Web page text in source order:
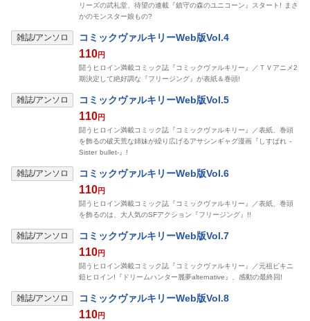
リーズの武礼堂、待望の連載『鎮守の森のユニコーン』スタート! まさ
かのモンスター娘もの?
表示制限中
雑誌/アンソロ コミックヴァルキリーWeb版Vol.4
110円
闘うヒロイン満載コミック誌『コミックヴァルキリー』／ＴＶアニメ2
期決定して絶好調な『フリージング』が表紙＆巻頭!
表示制限中
雑誌/アンソロ コミックヴァルキリーWeb版Vol.5
110円
闘うヒロイン満載コミック誌『コミックヴァルキリー』／表紙、巻頭
を飾るの破天荒な姉妹が繰り広げるアサシンギャグ漫画『しすばれ -
Sister bullet-』!
表示制限中
雑誌/アンソロ コミックヴァルキリーWeb版Vol.6
110円
闘うヒロイン満載コミック誌『コミックヴァルキリー』／表紙、巻頭
を飾るのは、大人気のSFアクション『フリージング』!!
表示制限中
雑誌/アンソロ コミックヴァルキリーWeb版Vol.7
110円
闘うヒロイン満載コミック誌『コミックヴァルキリー』／元祖ビキニ
鎧ヒロイン!『ドリームハンター麗夢alternative』、感動の最終回!
表示制限中
雑誌/アンソロ コミックヴァルキリーWeb版Vol.8
110円